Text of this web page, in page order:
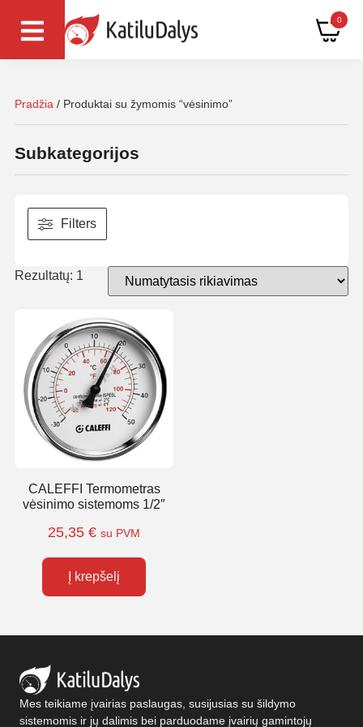
0
Pradžia / Produktai su žymomis “vėsinimo”
Subkategorijos
Filters
Rezultatų: 1
CALEFFI Termometras
vėsinimo sistemoms 1/2″
25,35 € su PVM
Į krepšelį
Mes teikiame įvairias paslaugas, susijusias su šildymo
sistemomis ir jų dalimis bei parduodame įvairių gamintojų